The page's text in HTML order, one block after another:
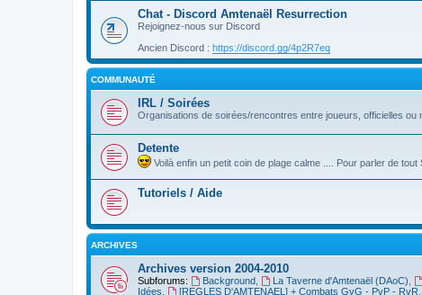
Chat - Discord Amtenaël Resurrection
Rejoignez-nous sur Discord
Ancien Discord : https://discord.gg/4p2R7eq
COMMUNAUTÉ
IRL / Soirées
Organisations de soirées/rencontres entre joueurs, officielles ou
Detente
Voilà enfin un petit coin de plage calme .... Pour parler de tout
Tutoriels / Aide
ARCHIVES
Archives version 2004-2010
Subforums: Background, La Taverne d'Amtenaël (DAoC)
Idées
[REGLES D'AMTENAEL] + Combats GvG - PvP - RvR